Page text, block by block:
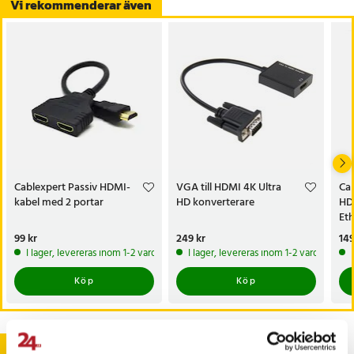
Vi rekommenderar även
Cablexpert Passiv HDMI-
kabel med 2 portar
Pris:
99 kr
I lager, levereras inom 1-2 vardagar
Köp
VGA till HDMI 4K Ultra
HD konverterare
Pris:249 kr
249 kr
I lager, levereras inom 1-2 vardagar
Köp
Andra köpte också